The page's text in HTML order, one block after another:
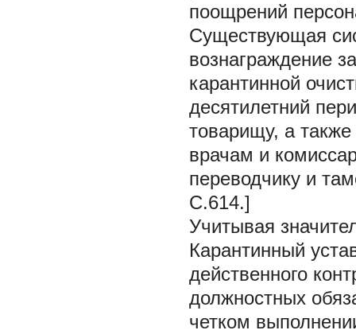
поощрений
Существующая
вознаграждение
карантинной
десятилетний
товарищу, а
врачам и
переводчику и
С.614.]
Учитывая
Карантинный
действенного
должностных
четком